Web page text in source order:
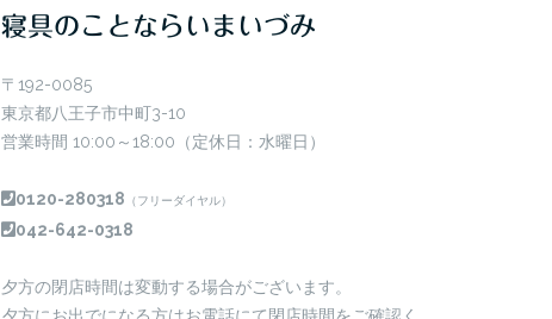
寝具のことならいまいづみ
〒192-0085
東京都八王子市中町3-10
営業時間 10:00～18:00（定休日：水曜日）
0120-280318 （フリーダイヤル）
042-642-0318
夕方の閉店時間は変動する場合がございます。